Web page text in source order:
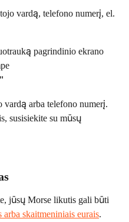
vardą, telefono numerį, el.
pagrindinio ekrano
vardą arba telefono numerį.
susisiekite su mūsų
jūsų Morse likutis gali būti
skaitmeniniais eurais.